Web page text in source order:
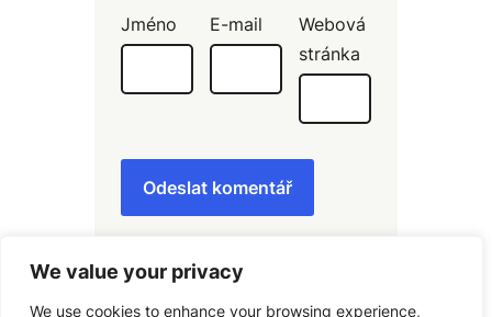
We value your privacy
We use cookies to enhance your browsing experience,
Jméno E-mail
Webová
stránka